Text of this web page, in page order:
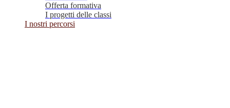
Offerta formativa
I progetti delle classi
I nostri percorsi